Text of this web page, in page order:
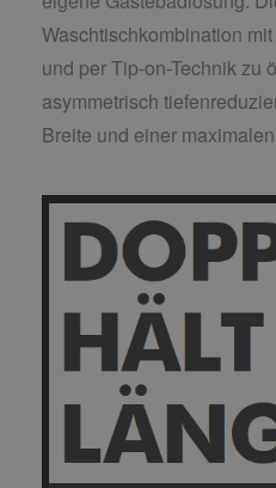
Waschtischkombination
und per Tip-on-Technik zu
asymmetrisch
Breite und einer